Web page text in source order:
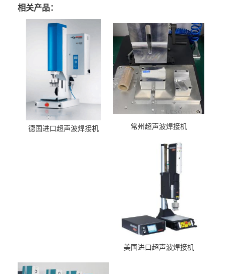
相关产品：
德国进口超声波焊接机 常州超声波焊接机
美国进口超声波焊接机